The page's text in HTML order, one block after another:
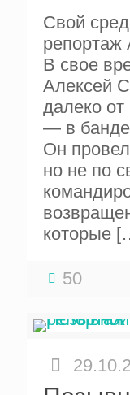
Свой
репортаж
В свое
Алексей
далеко
— в банде
Он
но не по
которые
50